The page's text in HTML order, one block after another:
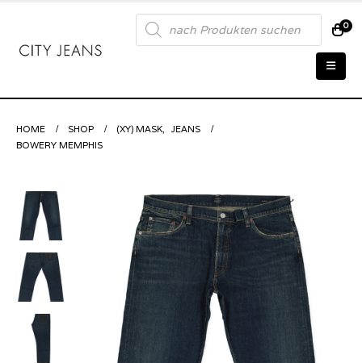
Products
search 0
HOME SHOP (XY) MASK,
JEANS
BOWERY MEMPHIS